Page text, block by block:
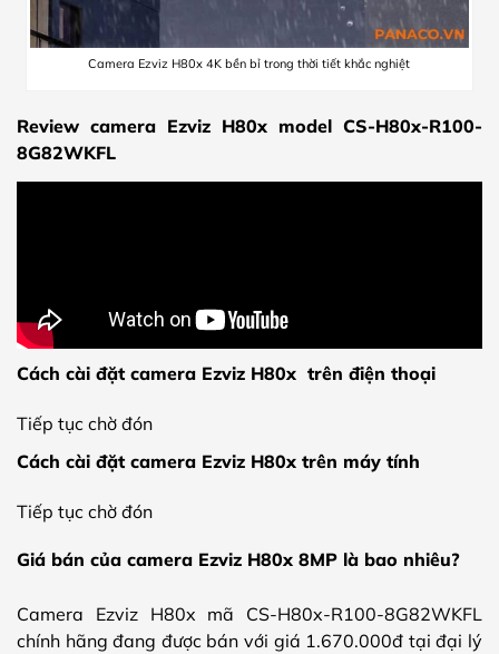
Camera Ezviz H80x 4K bền bỉ trong thời tiết khắc nghiệt
Review camera Ezviz H80x model CS-H80x-R100-
8G82WKFL
Cách cài đặt camera Ezviz H80x trên điện thoại
Tiếp tục chờ đón
Cách cài đặt camera Ezviz H80x trên máy tính
Tiếp tục chờ đón
Giá bán của camera Ezviz H80x 8MP là bao nhiêu?
Camera Ezviz H80x mã CS-H80x-R100-8G82WKFL
chính hãng đang được bán với giá 1.670.000đ tại đại lý